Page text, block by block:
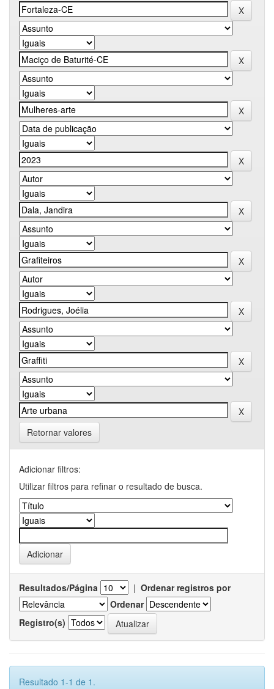
Retornar valores
Adicionar filtros:
Utilizar filtros para refinar o resultado de busca.
Resultados/Página | Ordenar registros por
Ordenar
Registro(s)
Resultado 1-1 de 1.